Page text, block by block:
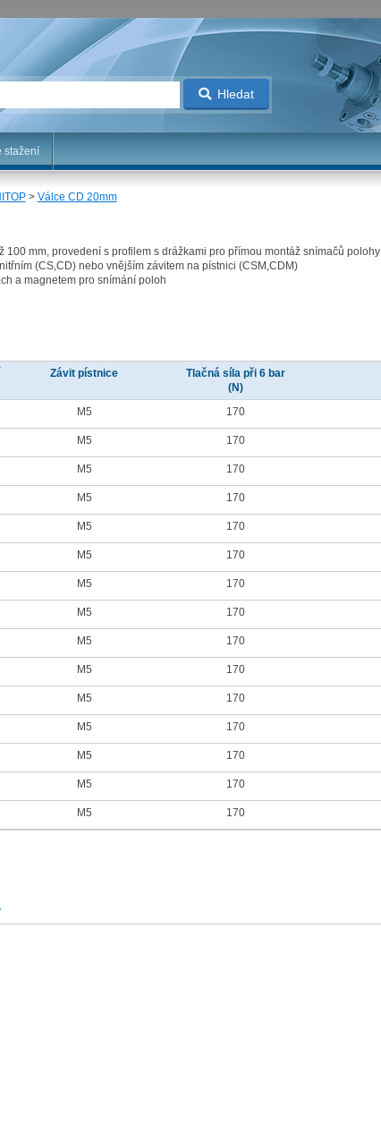
Hledat
stažení
> Válce CD 20mm
mm, provedení s profilem s drážkami pro přímou montáž snímačů polohy
(CS,CD) nebo vnějším závitem na pístnici (CSM,CDM)
a magnetem pro snímání poloh
Závit pístnice
Tlačná síla při 6 bar
(N)
M5 170
M5 170
M5 170
M5 170
M5 170
M5 170
M5 170
M5 170
M5 170
M5 170
M5 170
M5 170
M5 170
M5 170
M5 170